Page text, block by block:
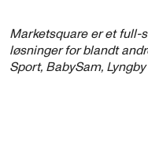
Marketsquare er et full-
løsninger for blandt
Sport, BabySam,